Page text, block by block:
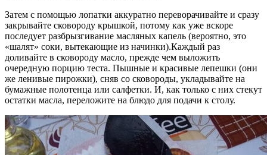
Затем с помощью лопатки аккуратно переворачивайте и сразу
закрывайте сковороду крышкой, потому как уже вскоре
последует разбрызгивание масляных капель (вероятно, это
«шалят» соки, вытекающие из начинки).Каждый раз
доливайте в сковороду масло, прежде чем выложить
очередную порцию теста. Пышные и красивые лепешки (они
же ленивые пирожки), сняв со сковороды, укладывайте на
бумажные полотенца или салфетки. И, как только с них стекут
остатки масла, переложите на блюдо для подачи к столу.